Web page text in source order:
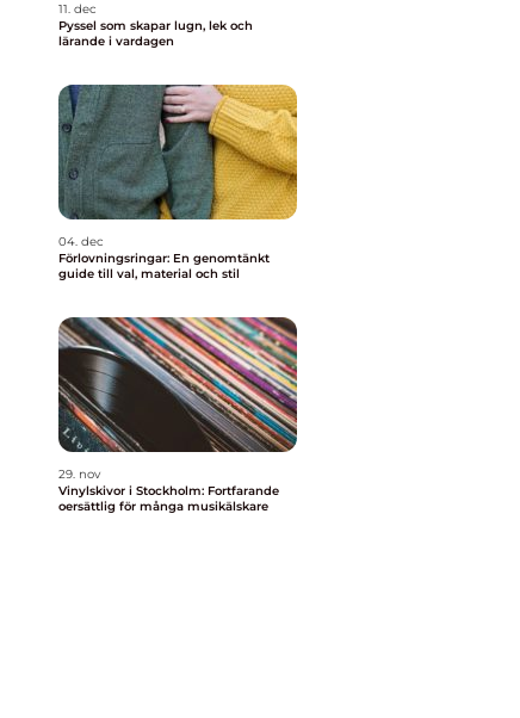
11. dec
Pyssel som skapar lugn, lek och
lärande i vardagen
04. dec
Förlovningsringar: En genomtänkt
guide till val, material och stil
29. nov
Vinylskivor i Stockholm: Fortfarande
oersättlig för många musikälskare